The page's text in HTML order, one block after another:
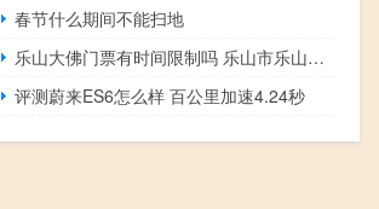
春节什么期间不能扫地
乐山大佛门票有时间限制吗 乐山市乐山大佛景区
评测蔚来ES6怎么样 百公里加速4.24秒